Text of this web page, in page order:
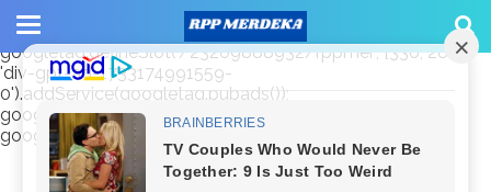
window.googletag = window.googletag || {cmd: []};
googletag.cmd.push(function() {
googletag.defineSlot('/23209888932/rppmer', [336, 280],
'div-gpt-ad-1733174991559-
0').addService(googletag.pubads());
googletag.pubads().enableSingleRequest();
googletag.enableServices(); });